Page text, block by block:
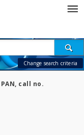
Change search criteria
call no.